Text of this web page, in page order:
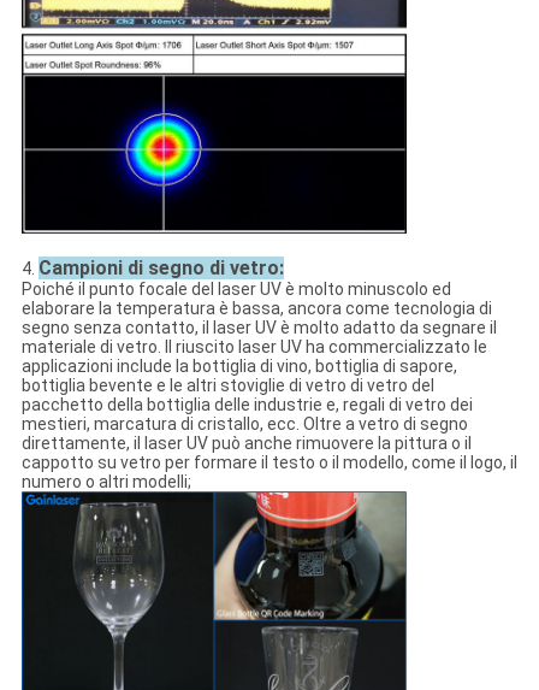
4. Campioni di segno di vetro:
Poiché il punto focale del laser UV è molto minuscolo ed
elaborare la temperatura è bassa, ancora come tecnologia di
segno senza contatto, il laser UV è molto adatto da segnare il
materiale di vetro. Il riuscito laser UV ha commercializzato le
applicazioni include la bottiglia di vino, bottiglia di sapore,
bottiglia bevente e le altri stoviglie di vetro di vetro del
pacchetto della bottiglia delle industrie e, regali di vetro dei
mestieri, marcatura di cristallo, ecc. Oltre a vetro di segno
direttamente, il laser UV può anche rimuovere la pittura o il
cappotto su vetro per formare il testo o il modello, come il logo, il
numero o altri modelli;